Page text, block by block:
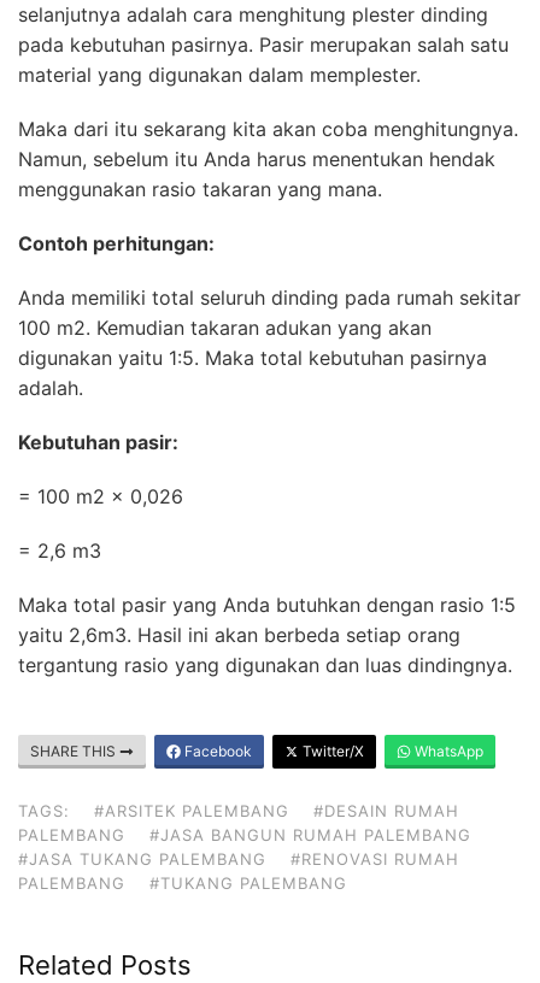
selanjutnya adalah cara menghitung plester dinding
pada kebutuhan pasirnya. Pasir merupakan salah satu
material yang digunakan dalam memplester.
Maka dari itu sekarang kita akan coba menghitungnya.
Namun, sebelum itu Anda harus menentukan hendak
menggunakan rasio takaran yang mana.
Contoh perhitungan:
Anda memiliki total seluruh dinding pada rumah sekitar
100 m2. Kemudian takaran adukan yang akan
digunakan yaitu 1:5. Maka total kebutuhan pasirnya
adalah.
Kebutuhan pasir:
= 100 m2 x 0,026
= 2,6 m3
Maka total pasir yang Anda butuhkan dengan rasio 1:5
yaitu 2,6m3. Hasil ini akan berbeda setiap orang
tergantung rasio yang digunakan dan luas dindingnya.
SHARE THIS Facebook Twitter/X WhatsApp
TAGS: #ARSITEK PALEMBANG
#DESAIN RUMAH
PALEMBANG
#JASA BANGUN RUMAH PALEMBANG
#JASA TUKANG PALEMBANG
#RENOVASI RUMAH
PALEMBANG
#TUKANG PALEMBANG
Related Posts